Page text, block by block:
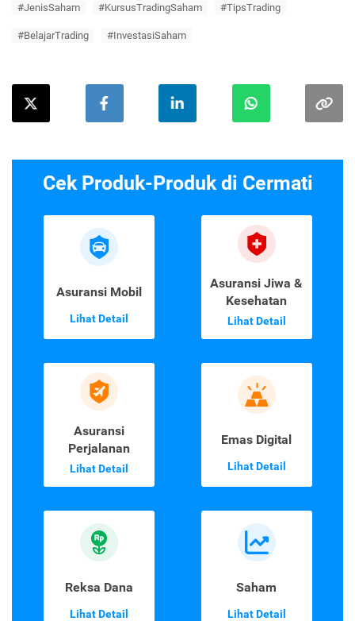
#JenisSaham #KursusTradingSaham #TipsTrading
#BelajarTrading #InvestasiSaham
Cek Produk-Produk di Cermati
Asuransi Mobil
Lihat Detail
Asuransi Jiwa &
Kesehatan
Lihat Detail
Asuransi
Perjalanan
Lihat Detail
Emas Digital
Lihat Detail
Reksa Dana
Lihat Detail
Saham
Lihat Detail